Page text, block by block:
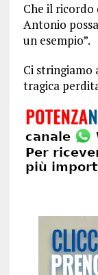
Che il ricordo
Antonio
un esempio”.
Ci stringiamo
tragica